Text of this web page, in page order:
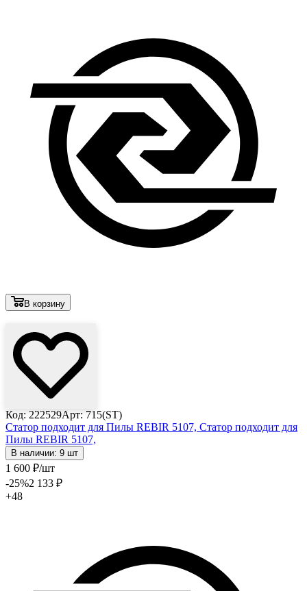
В корзину
Код: 222529Арт: 715(ST)
Статор подходит для Пилы REBIR 5107, Статор подходит для
Пилы REBIR 5107,
В наличии: 9 шт
1 600 ₽/шт
-25%2 133 ₽
+48